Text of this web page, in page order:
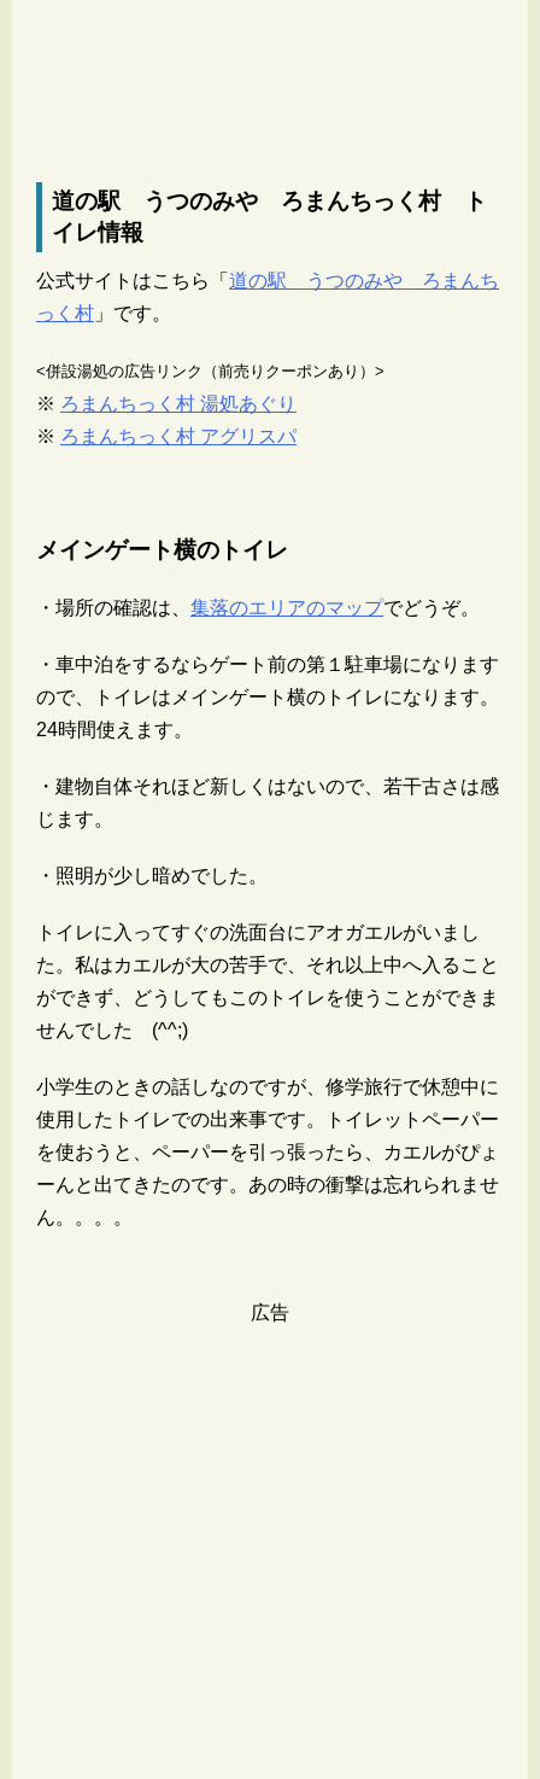
道の駅 うつのみや ろまんちっく村 ト
イレ情報
公式サイトはこちら「 道の駅 うつのみや ろまんち
っく村 」です。
<併設湯処の広告リンク（前売りクーポンあり）>
※ ろまんちっく村 湯処あぐり
※ ろまんちっく村 アグリスパ
メインゲート横のトイレ
・場所の確認は、 集落のエリアのマップでどうぞ。
・車中泊をするならゲート前の第１駐車場になります
ので、トイレはメインゲート横のトイレになります。
24時間使えます。
・建物自体それほど新しくはないので、若干古さは感
じます。
・照明が少し暗めでした。
トイレに入ってすぐの洗面台にアオガエルがいまし
た。私はカエルが大の苦手で、それ以上中へ入ること
ができず、どうしてもこのトイレを使うことができま
せんでした (^^;)
小学生のときの話しなのですが、修学旅行で休憩中に
使用したトイレでの出来事です。トイレットペーパー
を使おうと、ペーパーを引っ張ったら、カエルがぴょ
ーんと出てきたのです。あの時の衝撃は忘れられませ
ん。。。。
広告